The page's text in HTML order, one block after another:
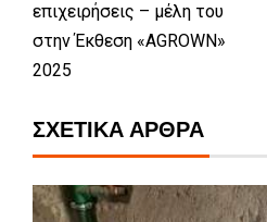
επιχειρήσεις – μέλη του
στην Έκθεση «AGROWN»
2025
ΣΧΕΤΙΚΆ ΆΡΘΡΑ